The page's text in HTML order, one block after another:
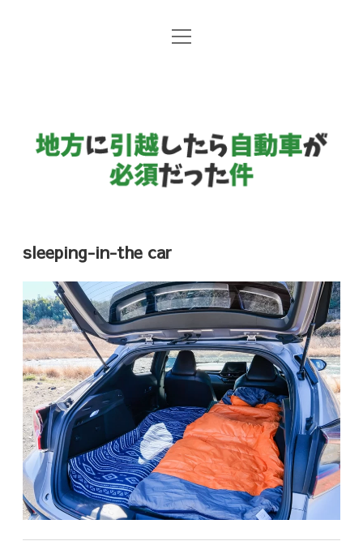
地方暮らしと自動車
国産メーカー
open
方
に
引
た
ら
自
動
車
が
必
須
だ
っ
sleeping-in-the car